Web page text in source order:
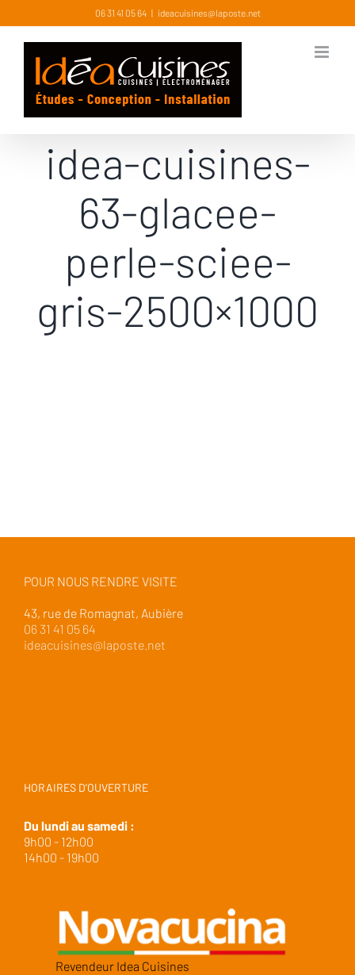
to
content
06 31 41 05 64 | ideacuisines@laposte.net
idea-cuisines-
63-glacee-
perle-sciee-
gris-2500×1000
POUR NOUS RENDRE VISITE
43, rue de Romagnat, Aubière
06 31 41 05 64
ideacuisines@laposte.net
HORAIRES D’OUVERTURE
Du lundi au samedi :
9h00 - 12h00
14h00 - 19h00
Revendeur Idea Cuisines